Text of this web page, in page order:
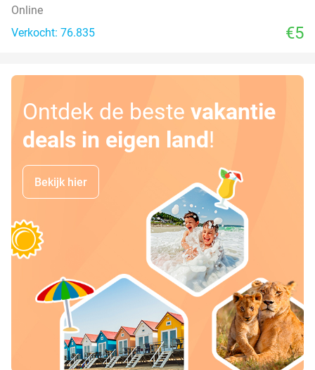
Online
Verkocht: 76.835
€5
Ontdek de beste vakantie
deals in eigen land!
Bekijk hier